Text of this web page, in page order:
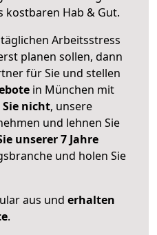
kostbaren Hab & Gut.
Arbeitsstress
planen sollen, dann
für Sie und stellen
in München mit
Sie nicht, unsere
und lehnen Sie
unserer 7 Jahre
und holen Sie
aus und erhalten
.